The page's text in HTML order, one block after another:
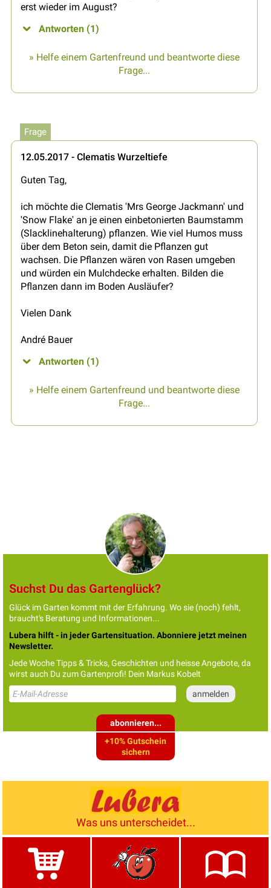
erst wieder im August?
Antworten (1)
» Helfe einem Gartenfreund und beantworte diese
Frage...
Frage
12.05.2017 - Clematis Wurzeltiefe
Guten Tag,
ich möchte die Clematis 'Mrs George Jackmann' und
'Snow Flake' an je einen einbetonierten Baumstamm
(Slacklinehalterung) pflanzen. Wie viel Humos muss
über dem Beton sein, damit die Pflanzen gut
wachsen. Die Pflanzen wären von Rasen umgeben
und würden ein Mulchdecke erhalten. Bilden die
Pflanzen dann im Boden Ausläufer?
Vielen Dank
André Bauer
Antworten (1)
» Helfe einem Gartenfreund und beantworte diese
Frage...
Suchst Du das Gartenglück?
Glück im Garten kommt mit der Erfahrung. Wo sie (noch) fehlt,
braucht's Beratung und Informationen...
Lubera hilft - in jeder Gartensituation. Abonniere jetzt meinen
Newsletter.
Jede Woche Tipps & Tricks, Geschichten und heisse Angebote, da
wirst auch Du zum Gartenprofi! Dein Markus Kobelt
abonnieren...
+10% Gutschein
sichern
Was uns unterscheidet...